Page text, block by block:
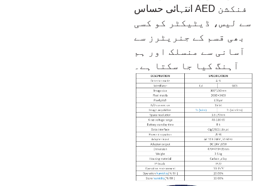
انتہائی حساس AED فنکشن
سے لیس، ڈیٹیکٹر کو کسی
بھی قسم کے جنریٹرز سے
آسانی سے منسلک اور ہم
آہنگ کیا جا سکتا ہے۔